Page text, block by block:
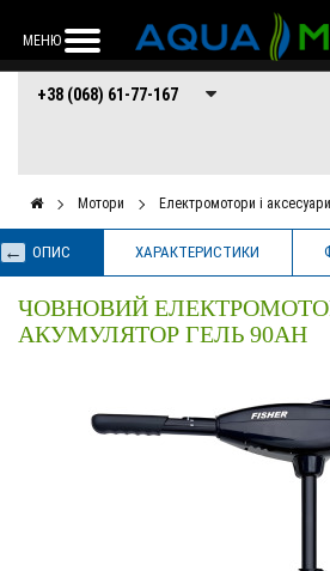
МЕНЮ
+38 (068) 61-77-
167
+38 (066)
+38 (068) 61-77-167
Мотори Електромотори і аксесуари
ОПИС ХАРАКТЕРИСТИКИ
ЧОВНОВИЙ ЕЛЕКТРОМОТОР
АКУМУЛЯТОР ГЕЛЬ 90AH